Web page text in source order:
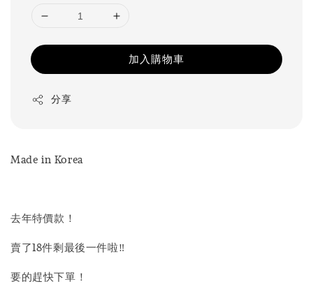
加入購物車
分享
Made in Korea
去年特價款！
賣了18件剩最後一件啦‼️
要的趕快下單！